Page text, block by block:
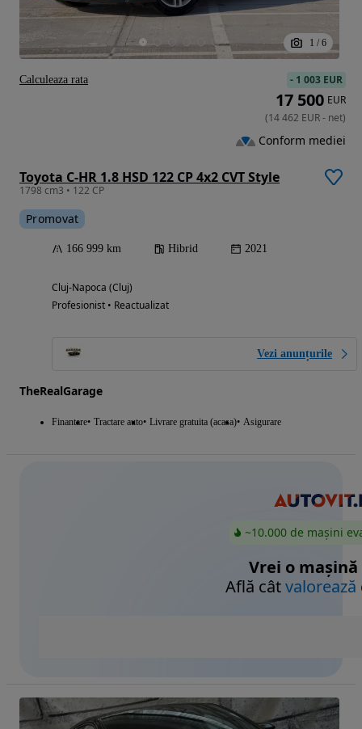
1 / 6
Toyota C-HR 1.8 HSD 122 CP 4x2 CVT Style
1798 cm3 • 122 CP
Promovat
166 999 km Hibrid 2021
Cluj-Napoca (Cluj)
Profesionist • Reactualizat
Vezi anunțurile
TheRealGarage
Finantare Tractare auto Livrare gratuita (acasa) Asigurare
- 1 003 EUR
17 500 EUR
(14 462 EUR- net)
Conform mediei
Calculeaza rata
~10.000 de mașini
Vrei o mașină
Află câtvalorează